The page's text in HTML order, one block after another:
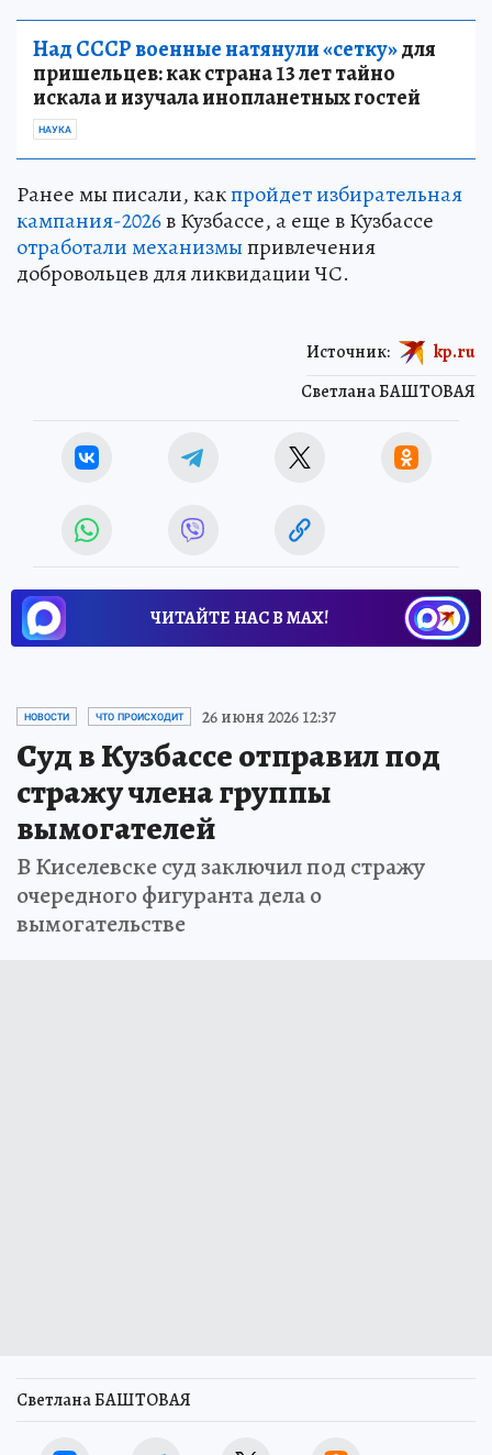
Над СССР военные натянули «сетку»для
пришельцев: как страна 13 лет тайно
искала и изучала инопланетных гостей
НАУКА
Ранее мы писали, какпройдет избирательная
кампания-2026в Кузбассе, а еще в Кузбассе
отработали механизмыпривлечения
добровольцев для ликвидации ЧС.
Светлана БАШТОВАЯ
Источник: kp.ru
ЧИТАЙТЕ НАС В МАХ!
НОВОСТИ ЧТО ПРОИСХОДИТ 26 июня 2026 12:37
Суд в Кузбассе отправил под
стражу члена группы
вымогателей
В Киселевске суд заключил под стражу
очередного фигуранта дела о
вымогательстве
Светлана БАШТОВАЯ